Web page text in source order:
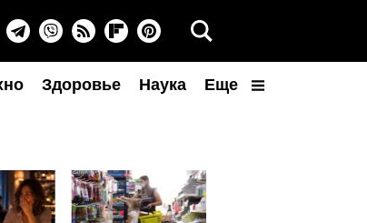
Здоровье Наука Еще